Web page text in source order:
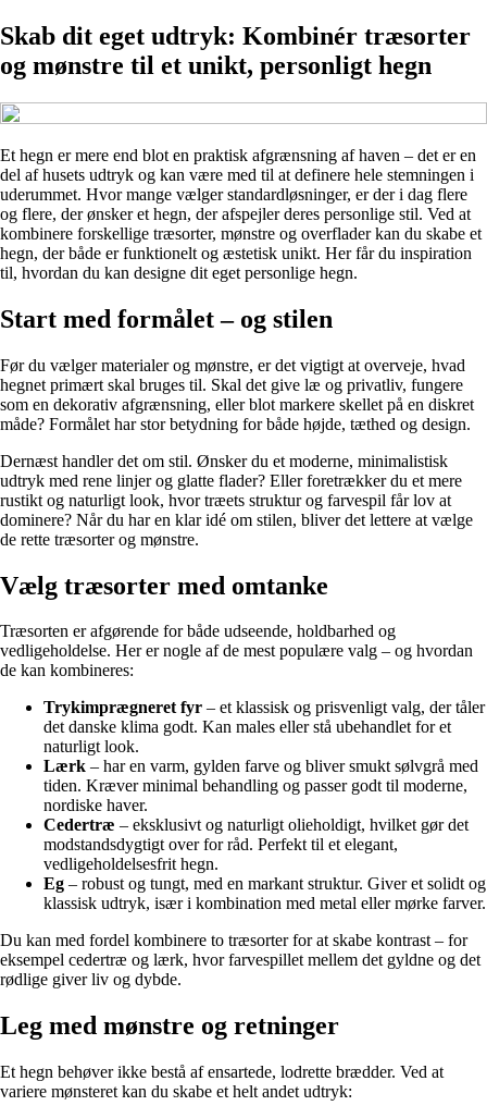
Skab dit eget udtryk: Kombinér træsorter
og mønstre til et unikt, personligt hegn
Et hegn er mere end blot en praktisk afgrænsning af haven – det er en
del af husets udtryk og kan være med til at definere hele stemningen i
uderummet. Hvor mange vælger standardløsninger, er der i dag flere
og flere, der ønsker et hegn, der afspejler deres personlige stil. Ved at
kombinere forskellige træsorter, mønstre og overflader kan du skabe et
hegn, der både er funktionelt og æstetisk unikt. Her får du inspiration
til, hvordan du kan designe dit eget personlige hegn.
Start med formålet – og stilen
Før du vælger materialer og mønstre, er det vigtigt at overveje, hvad
hegnet primært skal bruges til. Skal det give læ og privatliv, fungere
som en dekorativ afgrænsning, eller blot markere skellet på en diskret
måde? Formålet har stor betydning for både højde, tæthed og design.
Dernæst handler det om stil. Ønsker du et moderne, minimalistisk
udtryk med rene linjer og glatte flader? Eller foretrækker du et mere
rustikt og naturligt look, hvor træets struktur og farvespil får lov at
dominere? Når du har en klar idé om stilen, bliver det lettere at vælge
de rette træsorter og mønstre.
Vælg træsorter med omtanke
Træsorten er afgørende for både udseende, holdbarhed og
vedligeholdelse. Her er nogle af de mest populære valg – og hvordan
de kan kombineres:
Trykimprægneret fyr – et klassisk og prisvenligt valg, der tåler
det danske klima godt. Kan males eller stå ubehandlet for et
naturligt look.
Lærk – har en varm, gylden farve og bliver smukt sølvgrå med
tiden. Kræver minimal behandling og passer godt til moderne,
nordiske haver.
Cedertræ – eksklusivt og naturligt olieholdigt, hvilket gør det
modstandsdygtigt over for råd. Perfekt til et elegant,
vedligeholdelsesfrit hegn.
Eg – robust og tungt, med en markant struktur. Giver et solidt og
klassisk udtryk, især i kombination med metal eller mørke farver.
Du kan med fordel kombinere to træsorter for at skabe kontrast – for
eksempel cedertræ og lærk, hvor farvespillet mellem det gyldne og det
rødlige giver liv og dybde.
Leg med mønstre og retninger
Et hegn behøver ikke bestå af ensartede, lodrette brædder. Ved at
variere mønsteret kan du skabe et helt andet udtryk: